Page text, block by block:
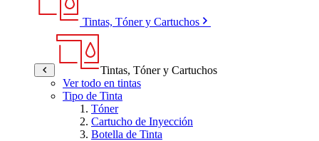
Tintas, Tóner y Cartuchos
Tintas, Tóner y Cartuchos
Ver todo en tintas
Tipo de Tinta
Tóner
Cartucho de Inyección
Botella de Tinta